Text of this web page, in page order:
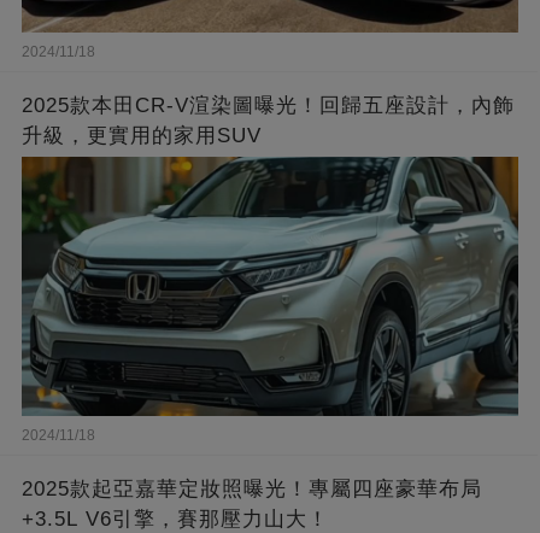
2024/11/18
2025款本田CR-V渲染圖曝光！回歸五座設計，內飾
升級，更實用的家用SUV
2024/11/18
2025款起亞嘉華定妝照曝光！專屬四座豪華布局
+3.5L V6引擎，賽那壓力山大！